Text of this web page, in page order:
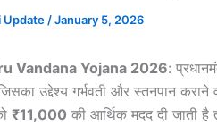
Update/January 5, 2026
Vandana Yojana 2026:
उद्देश्य गर्भवती और स्तनपान
₹11,000 की आर्थिक मदद दी जाती